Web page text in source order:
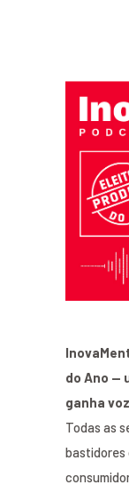
do Ano —
ganha
Todas as
bastidores